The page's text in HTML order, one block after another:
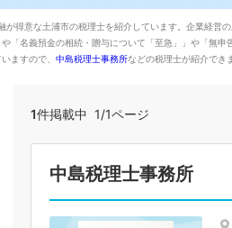
得意な土浦市の税理士を紹介しています。企業経
「名義預金の相続・贈与について「至急」」や「無
ますので、 中島税理士事務所などの税理士が紹介でき
1件掲載中 1/1ページ
中島税理士事務所